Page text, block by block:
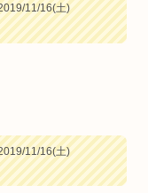
11/16(土)
11/16(土)